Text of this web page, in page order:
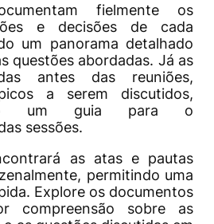
fielmente os
e decisões de cada
um panorama detalhado
questões abordadas. Já as
antes das reuniões,
a serem discutidos,
um guia para o
sessões.
as atas e pautas
permitindo uma
Explore os documentos
compreensão sobre as